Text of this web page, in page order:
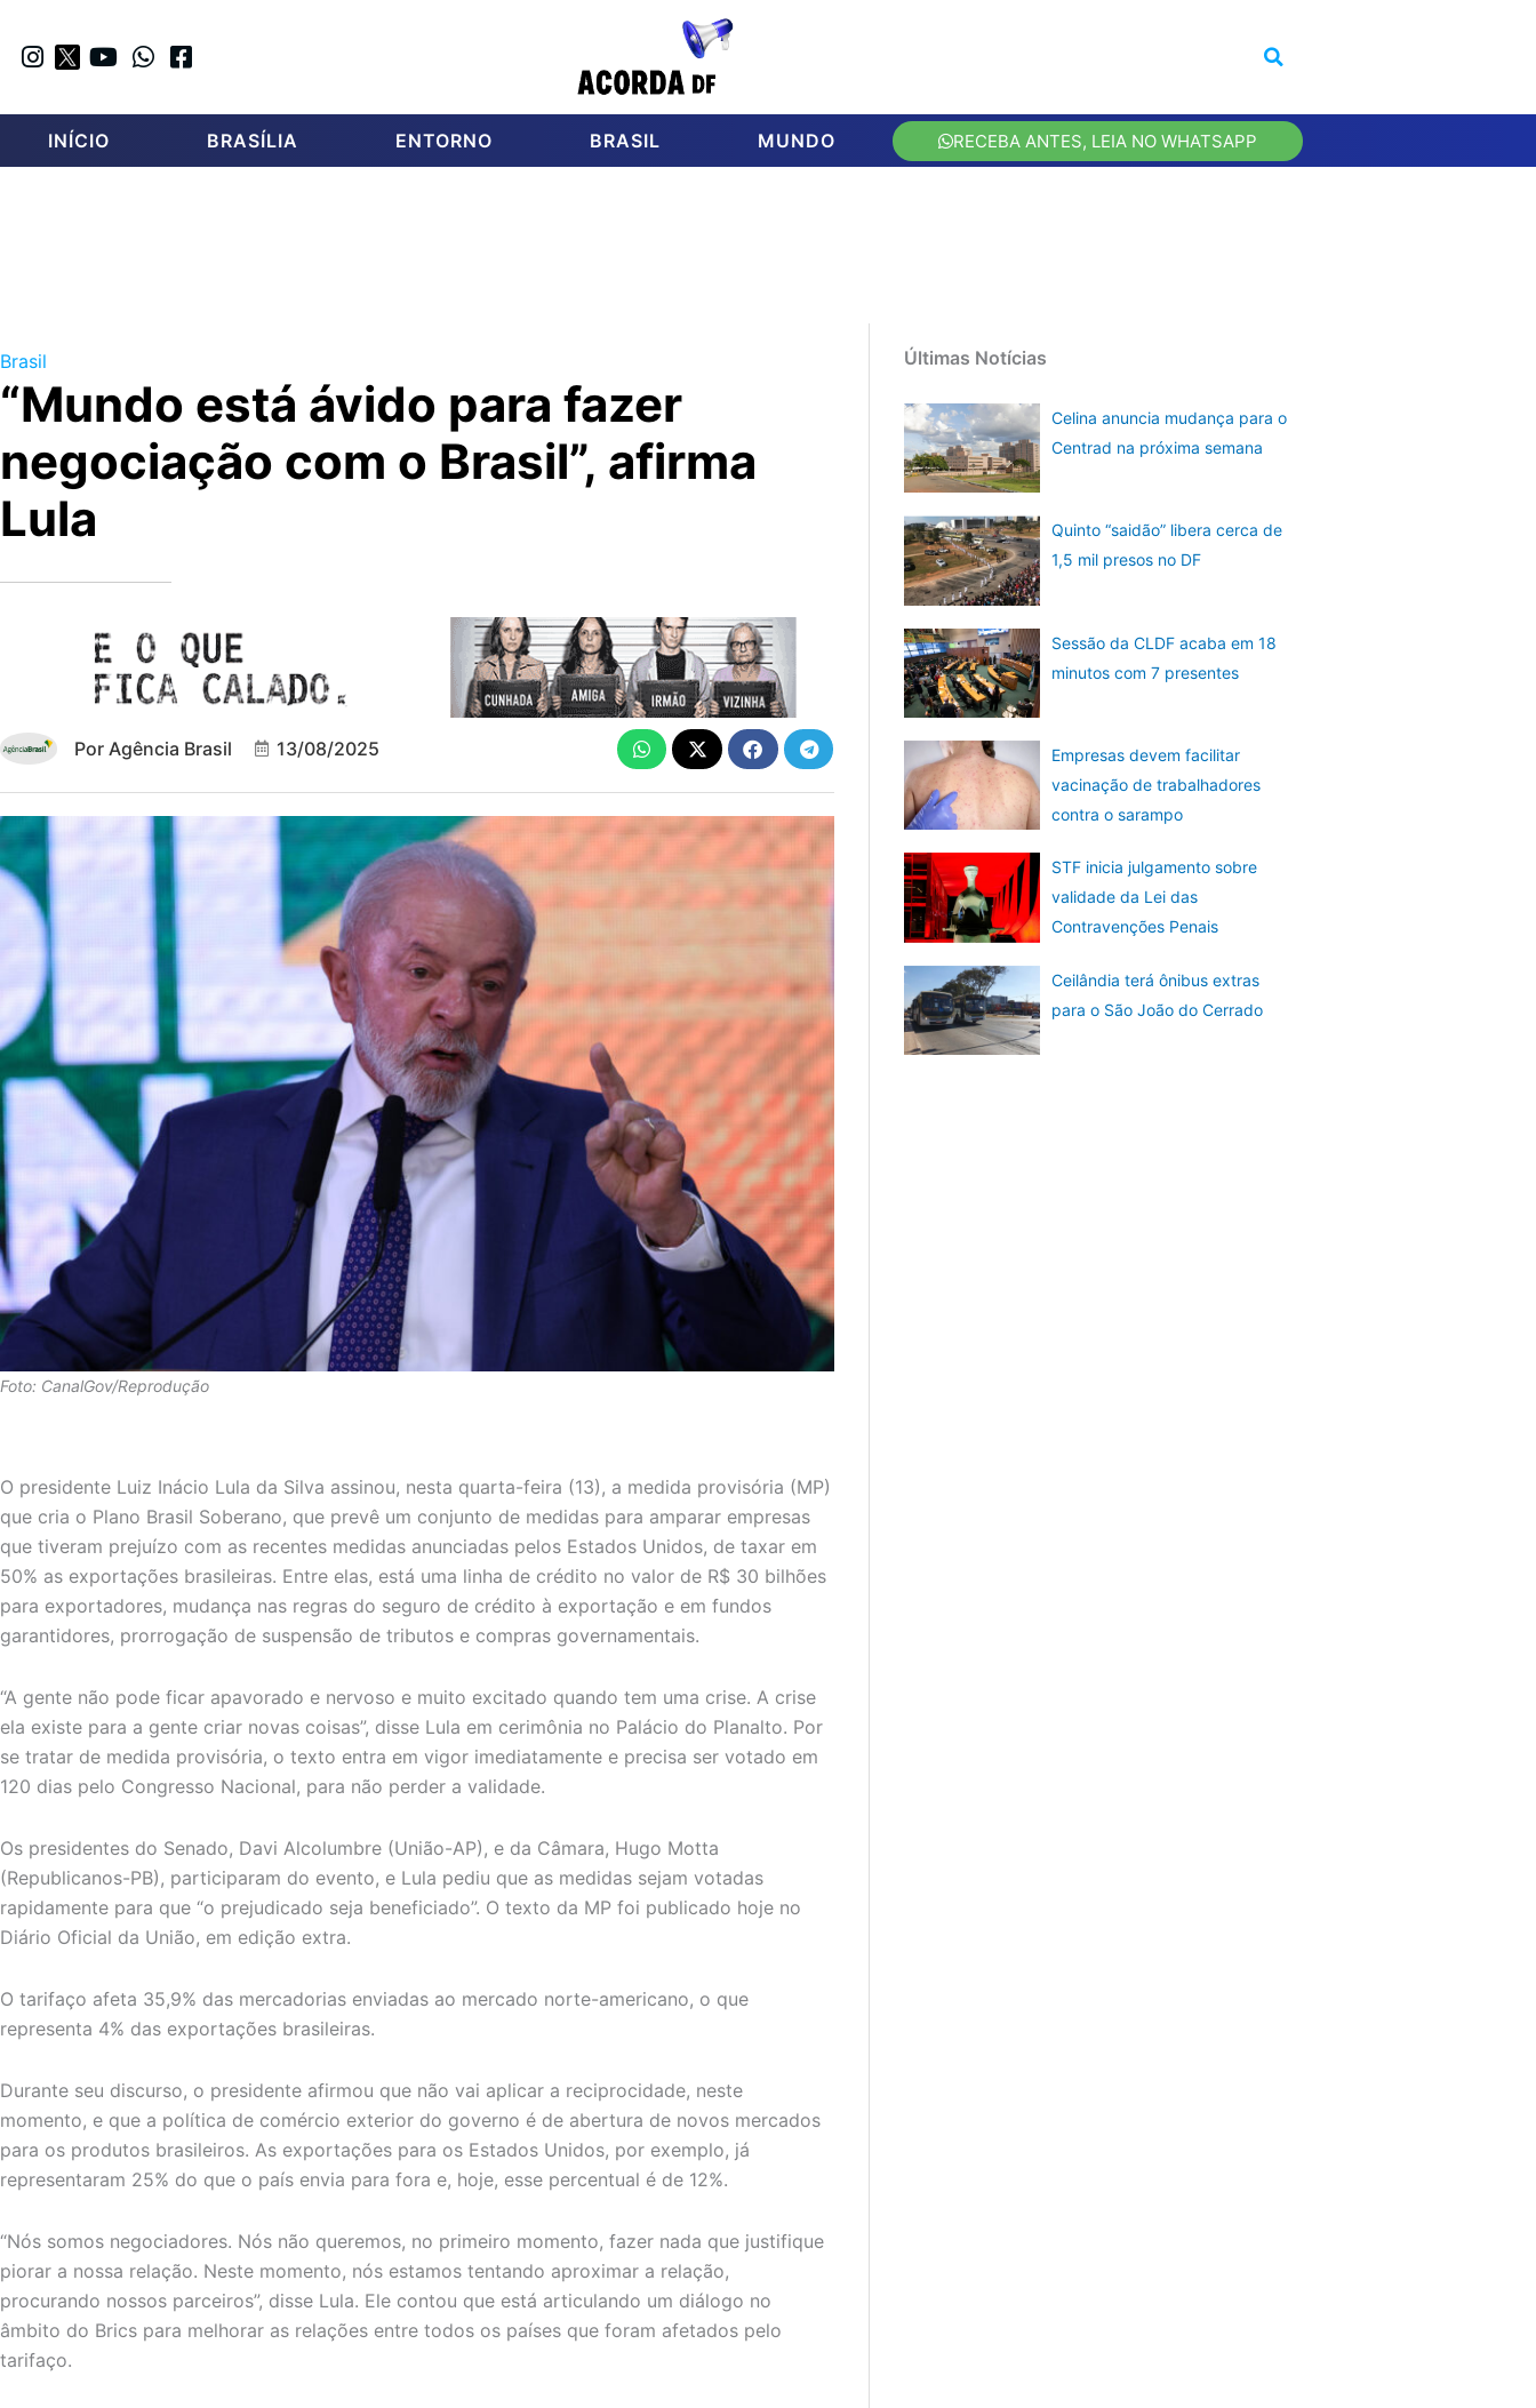
INÍCIO BRASÍLIA ENTORNO BRASIL MUNDO RECEBA ANTES, LEIA NO WHATSAPP
Brasil
“Mundo está ávido para fazer
negociação com o Brasil”, afirma
Lula
Por Agência Brasil 13/08/2025
Foto: CanalGov/Reprodução
O presidente Luiz Inácio Lula da Silva assinou, nesta quarta-feira (13), a medida provisória (MP)
que cria o Plano Brasil Soberano, que prevê um conjunto de medidas para amparar empresas
que tiveram prejuízo com as recentes medidas anunciadas pelos Estados Unidos, de taxar em
50% as exportações brasileiras. Entre elas, está uma linha de crédito no valor de R$ 30 bilhões
para exportadores, mudança nas regras do seguro de crédito à exportação e em fundos
garantidores, prorrogação de suspensão de tributos e compras governamentais.
“A gente não pode ficar apavorado e nervoso e muito excitado quando tem uma crise. A crise
ela existe para a gente criar novas coisas”, disse Lula em cerimônia no Palácio do Planalto. Por
se tratar de medida provisória, o texto entra em vigor imediatamente e precisa ser votado em
120 dias pelo Congresso Nacional, para não perder a validade.
Os presidentes do Senado, Davi Alcolumbre (União-AP), e da Câmara, Hugo Motta
(Republicanos-PB), participaram do evento, e Lula pediu que as medidas sejam votadas
rapidamente para que “o prejudicado seja beneficiado”. O texto da MP foi publicado hoje no
Diário Oficial da União, em edição extra.
O tarifaço afeta 35,9% das mercadorias enviadas ao mercado norte-americano, o que
representa 4% das exportações brasileiras.
Durante seu discurso, o presidente afirmou que não vai aplicar a reciprocidade, neste
momento, e que a política de comércio exterior do governo é de abertura de novos mercados
para os produtos brasileiros. As exportações para os Estados Unidos, por exemplo, já
representaram 25% do que o país envia para fora e, hoje, esse percentual é de 12%.
“Nós somos negociadores. Nós não queremos, no primeiro momento, fazer nada que justifique
piorar a nossa relação. Neste momento, nós estamos tentando aproximar a relação,
procurando nossos parceiros”, disse Lula. Ele contou que está articulando um diálogo no
âmbito do Brics para melhorar as relações entre todos os países que foram afetados pelo
tarifaço.
Últimas Notícias
Celina anuncia mudança para o
Centrad na próxima semana
Quinto “saidão” libera cerca de
1,5 mil presos no DF
Sessão da CLDF acaba em 18
minutos com 7 presentes
Empresas devem facilitar
vacinação de trabalhadores
contra o sarampo
STF inicia julgamento sobre
validade da Lei das
Contravenções Penais
Ceilândia terá ônibus extras
para o São João do Cerrado